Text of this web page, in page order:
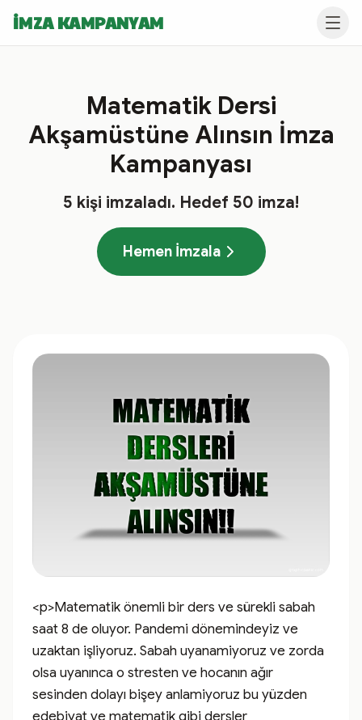
İMZA KAMPANYAM
Matematik Dersi
Akşamüstüne Alınsın İmza
Kampanyası
5 kişi imzaladı. Hedef 50 imza!
Hemen İmzala
<p>Matematik önemli bir ders ve sürekli sabah
saat 8 de oluyor. Pandemi dönemindeyiz ve
uzaktan işliyoruz. Sabah uyanamiyoruz ve zorda
olsa uyanınca o stresten ve hocanın ağır
sesinden dolayı bişey anlamiyoruz bu yüzden
edebiyat ve matematik gibi dersler